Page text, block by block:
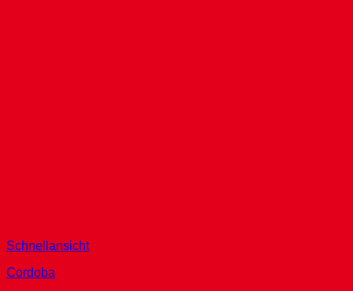
Schnellansicht
Cordoba